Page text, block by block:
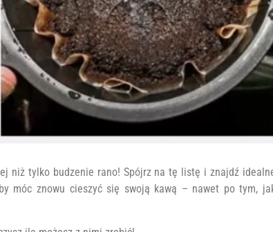
niż tylko budzenie rano! Spójrz na tę listę i znajdź
móc znowu cieszyć się swoją kawą – nawet po tym,